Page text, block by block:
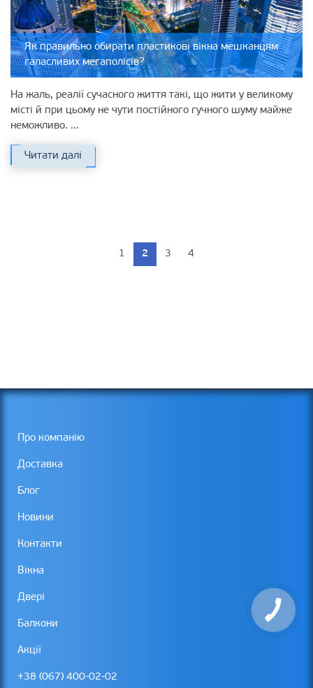
Як правильно обирати пластикові вікна мешканцям
галасливих мегаполісів?
На жаль, реалії сучасного життя такі, що жити у великому
місті й при цьому не чути постійного гучного шуму майже
неможливо. ...
Читати далі
1 2 3 4
Про компанію
Доставка
Блог
Новини
Контакти
Вікна
Двері
Балкони
Акції
+38 (067) 400-02-02